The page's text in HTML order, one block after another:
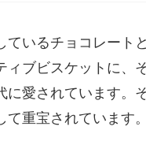
いるチョコレート
ブビスケットに、
愛されています。
重宝されています。